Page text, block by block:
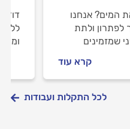
המים? אנחנו
לפתרון ולתת
שמזמינים
קרא עוד
דוד
ומה
לכל התקלות ועבודות